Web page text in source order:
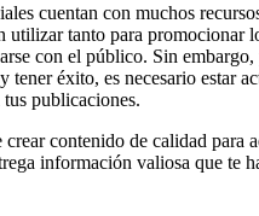
cuentan con muchos
utilizar tanto para promocionar
con el público. Sin embargo,
tener éxito, es necesario estar
publicaciones.
contenido de calidad para
información valiosa que te